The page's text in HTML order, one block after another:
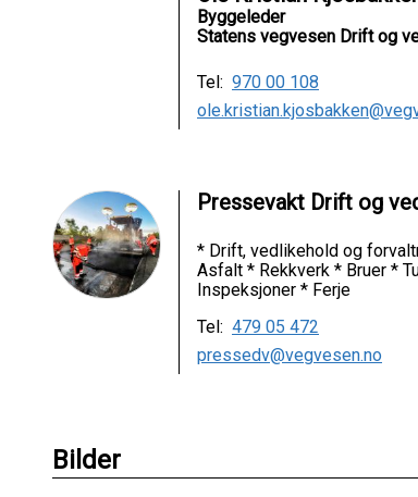
Byggeleder
Statens vegvesen Drift og
Tel: 970 00 108
Pressevakt Drift og
* Drift, vedlikehold og
Asfalt * Rekkverk * Bruer *
Inspeksjoner * Ferje
Tel: 479 05 472
pressedv@vegvesen.no
Bilder